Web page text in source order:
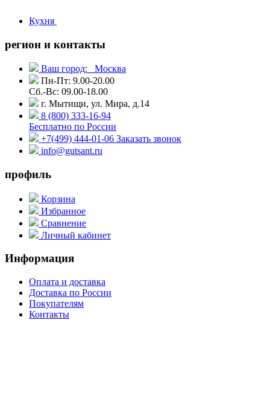
Кухня
регион и контакты
Ваш город:
Москва
Пн-Пт: 9.00-20.00
Сб.-Вс: 09.00-18.00
г. Мытищи, ул. Мира, д.14
8 (800) 333-16-94
Бесплатно по России
+7(499) 444-01-06 Заказать звонок
info@gutsant.ru
профиль
Корзина
Избранное
Сравнение
Личный кабинет
Информация
Оплата и доставка
Доставка по России
Покупателям
Контакты